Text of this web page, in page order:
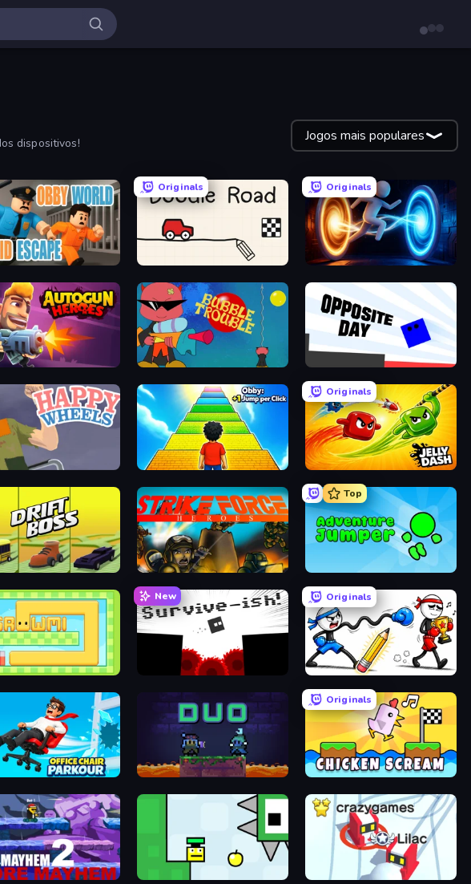
dispositivos! Jogos mais populares
Squid Escape
Originals Originals
Portal Escape
Heroes Bubble Trouble
Wheels Obby: +1 Jump per Click
Originals
Jelly Dash
Strike Force Heroes
Top
Adventure Jumper
New
Survive-ish
Originals
Doodle Smash
Chair Parkour Duo
Originals
Chicken Scream
2 Snowball.io